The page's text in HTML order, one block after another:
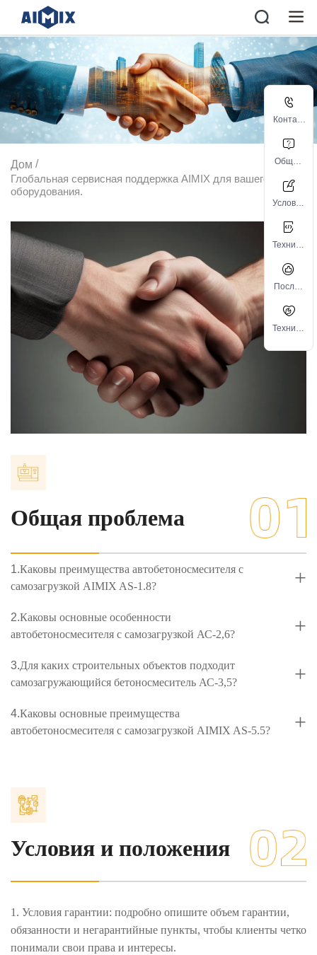
Дом /
Глобальная сервисная поддержка AIMIX для вашего
оборудования.
Общая проблема
1.Каковы преимущества автобетоносмесителя с
самозагрузкой AIMIX AS-1.8?
+
2.Каковы основные особенности
автобетоносмесителя с самозагрузкой АС-2,6?
+
3.Для каких строительных объектов подходит
самозагружающийся бетоносмеситель АС-3,5?
+
4.Каковы основные преимущества
автобетоносмесителя с самозагрузкой AIMIX AS-5.5?
+
6.Каковы основные особенности
Условия и положения
1. Условия гарантии: подробно опишите объем гарантии,
обязанности и негарантийные пункты, чтобы клиенты четко
понимали свои права и интересы.
Контакт
информ
ация
Общая
ма
Условия
положе
ния
Техниче
поддер
жка
Послеп
ое
обслужи
вание
Техниче